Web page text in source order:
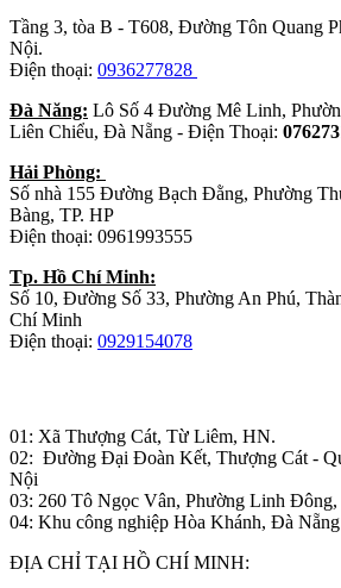
Tầng 3, tòa B - T608, Đường Tôn Quang
Nội.
Điện thoại: 0936277828
Đà Năng: Lô Số 4 Đường Mê Linh,
Liên Chiểu, Đà Nẵng - Điện Thoại:
Hải Phòng:
Số nhà 155 Đường Bạch Đằng, Phường
Bàng, TP. HP
Điện thoại: 0961993555
Tp. Hồ Chí Minh:
Số 10, Đường Số 33, Phường An Phú,
Chí Minh
Điện thoại: 0929154078
01: Xã Thượng Cát, Từ Liêm, HN.
02: Đường Đại Đoàn Kết, Thượng Cát -
Nội
03: 260 Tô Ngọc Vân, Phường Linh
04: Khu công nghiệp Hòa Khánh, Đà Nẵng
ĐỊA CHỈ TẠI HỒ CHÍ MINH: